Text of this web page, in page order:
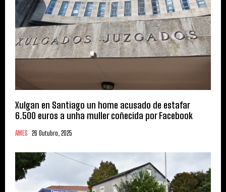
Xulgan en Santiago un home acusado de estafar
6.500 euros a unha muller coñecida por Facebook
AMES 26 Outubro, 2025